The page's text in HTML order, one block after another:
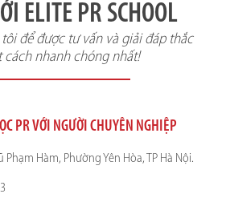
ELITE PR SCHOOL
để được tư vấn và giải đáp thắc
cách nhanh chóng nhất!
PR VỚI NGƯỜI CHUYÊN NGHIỆP
Phạm Hàm, Phường Yên Hòa, TP Hà Nội.